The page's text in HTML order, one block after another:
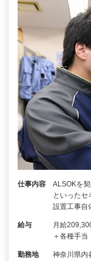
仕事内容
ALSOKを
といったセ
設置工事自
給与
月給
＋各種手
勤務地
神奈川県内